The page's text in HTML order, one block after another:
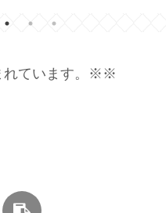
れています。※※